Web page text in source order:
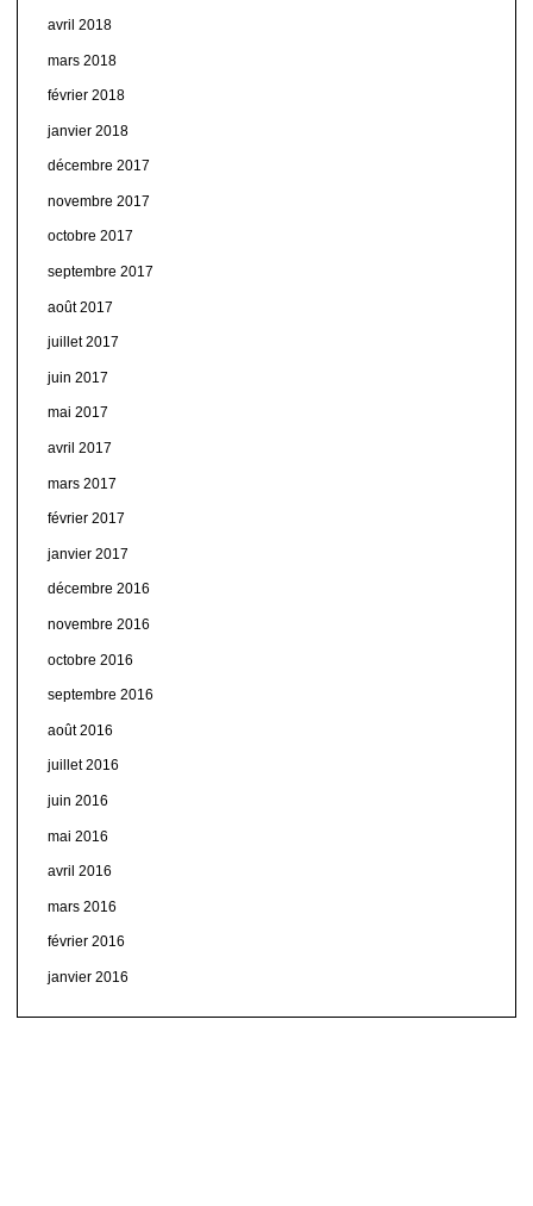
avril 2018
mars 2018
février 2018
janvier 2018
décembre 2017
novembre 2017
octobre 2017
septembre 2017
août 2017
juillet 2017
juin 2017
mai 2017
avril 2017
mars 2017
février 2017
janvier 2017
décembre 2016
novembre 2016
octobre 2016
septembre 2016
août 2016
juillet 2016
juin 2016
mai 2016
avril 2016
mars 2016
février 2016
janvier 2016